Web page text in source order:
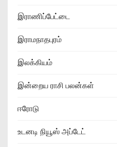
இராணிப்பேட்டை
இராமநாதபுரம்
இலக்கியம்
இன்றைய ராசி பலன்கள்
ஈரோடு
உடனடி நியூஸ் அப்டேட்